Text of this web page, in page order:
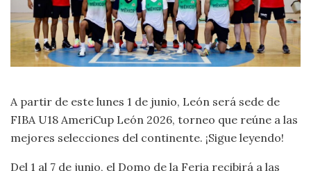
A partir de este lunes 1 de junio, León será sede de
FIBA U18 AmeriCup León 2026, torneo que reúne a las
mejores selecciones del continente. ¡Sigue leyendo!
Del 1 al 7 de junio, el Domo de la Feria recibirá a las